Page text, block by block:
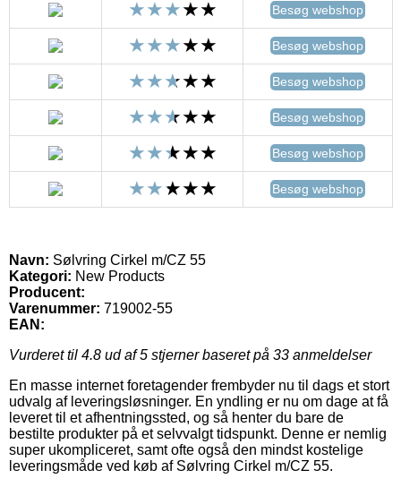
Besøg webshop
Besøg webshop
Besøg webshop
Besøg webshop
Besøg webshop
Besøg webshop
Navn: Sølvring Cirkel m/CZ 55
Kategori: New Products
Producent:
Varenummer: 719002-55
EAN:
Vurderet til 4.8 ud af 5 stjerner baseret på 33 anmeldelser
En masse internet foretagender frembyder nu til dags et stort
udvalg af leveringsløsninger. En yndling er nu om dage at få
leveret til et afhentningssted, og så henter du bare de
bestilte produkter på et selvvalgt tidspunkt. Denne er nemlig
super ukompliceret, samt ofte også den mindst kostelige
leveringsmåde ved køb af Sølvring Cirkel m/CZ 55.